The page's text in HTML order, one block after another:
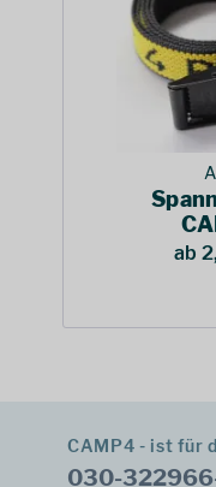
ab
CAMP4 - ist für
030-